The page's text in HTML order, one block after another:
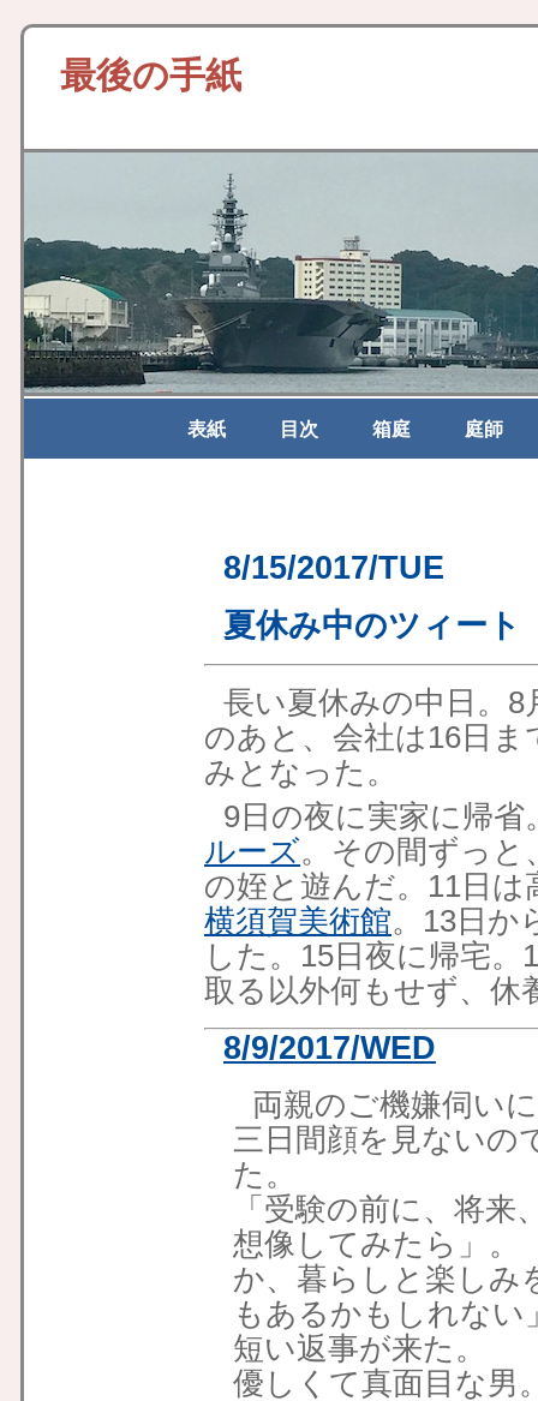
最後の手紙
表紙 目次 箱庭 庭師
8/15/2017/TUE
夏休み中のツィート
長い夏休みの中日。
のあと、会社は16日
みとなった。
9日の夜に実家に帰省
ルーズ。その間ずっと
の姪と遊んだ。11日は
横須賀美術館。13日か
した。15日夜に帰宅
取る以外何もせず、休
8/9/2017/WED
両親のご機嫌伺い
三日間顔を見ないの
た。
「受験の前に、将
想像してみたら」。
か、暮らしと楽しみ
もあるかもしれない
短い返事が来た。
優しくて真面目な男